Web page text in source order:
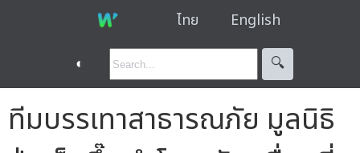
ไทย English
◐ 🔍︎
ทีมบรรเทาสาธารณภัย มูลนิธิ